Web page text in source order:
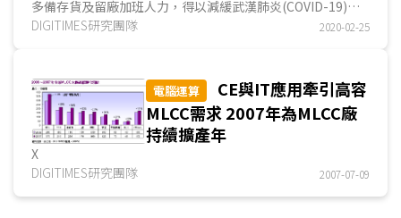
多備存貨及留廠加班人力，得以減緩武漢肺炎(COVID-19)疫
情造成的衝擊，目前來看，伺服器供應僅因缺工而稍受影響，
DIGITIMES研究團隊 2020-02-25
電腦運算
CE與IT應用牽引高容
MLCC需求 2007年為MLCC廠
持續擴產年
X
DIGITIMES研究團隊
2007-07-09